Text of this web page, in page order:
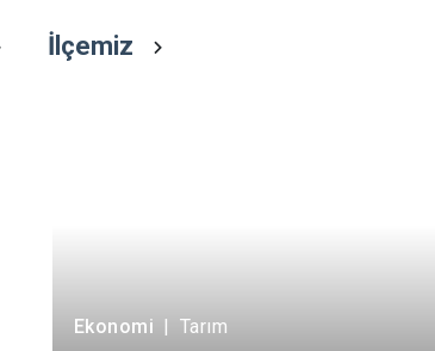
İlçemiz
Ekonomi | Tarım